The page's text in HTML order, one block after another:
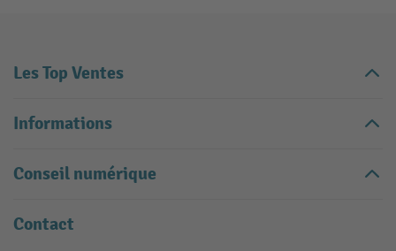
Les Top Ventes
Informations
Conseil numérique
Contact